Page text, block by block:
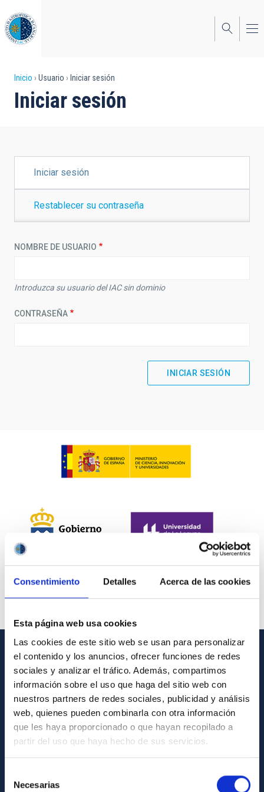
Consentimiento Detalles Acerca de las cookies
Esta página web usa cookies
Las cookies de este sitio web se usan para personalizar
el contenido y los anuncios, ofrecer funciones de redes
sociales y analizar el tráfico. Además, compartimos
información sobre el uso que haga del sitio web con
nuestros partners de redes sociales, publicidad y análisis
web, quienes pueden combinarla con otra información
que les haya proporcionado o que hayan recopilado a
partir del uso que haya hecho de sus servicios.
Necesarias
al
contenido
principal
Sobrescribir
enlaces
la
navegación
Inicio Usuario Iniciar sesión
Iniciar sesión
PRINCIPALES
Iniciar sesión
Restablecer su contraseña
NOMBRE DE USUARIO
Introduzca su usuario del IAC sin dominio
CONTRASEÑA
INFORMACIÓN GENERAL
Contacto
Cómo llegar al IAC
Directorio de personal
Biblioteca